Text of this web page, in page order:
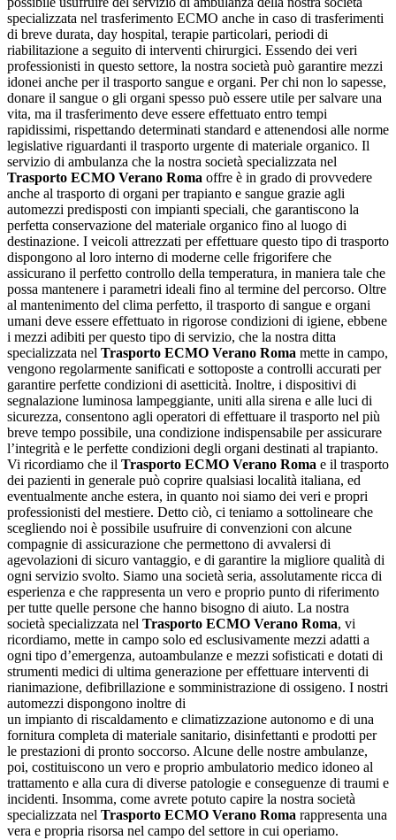
specializzata nel trasferimento ECMO anche in caso di trasferimenti
di breve durata, day hospital, terapie particolari, periodi di
riabilitazione a seguito di interventi chirurgici. Essendo dei veri
professionisti in questo settore, la nostra società può garantire mezzi
idonei anche per il trasporto sangue e organi. Per chi non lo sapesse,
donare il sangue o gli organi spesso può essere utile per salvare una
vita, ma il trasferimento deve essere effettuato entro tempi
rapidissimi, rispettando determinati standard e attenendosi alle norme
legislative riguardanti il trasporto urgente di materiale organico. Il
servizio di ambulanza che la nostra società specializzata nel
Trasporto ECMO Verano Roma offre è in grado di provvedere
anche al trasporto di organi per trapianto e sangue grazie agli
automezzi predisposti con impianti speciali, che garantiscono la
perfetta conservazione del materiale organico fino al luogo di
destinazione. I veicoli attrezzati per effettuare questo tipo di trasporto
dispongono al loro interno di moderne celle frigorifere che
assicurano il perfetto controllo della temperatura, in maniera tale che
possa mantenere i parametri ideali fino al termine del percorso. Oltre
al mantenimento del clima perfetto, il trasporto di sangue e organi
umani deve essere effettuato in rigorose condizioni di igiene, ebbene
i mezzi adibiti per questo tipo di servizio, che la nostra ditta
specializzata nel Trasporto ECMO Verano Roma mette in campo,
vengono regolarmente sanificati e sottoposte a controlli accurati per
garantire perfette condizioni di asetticità. Inoltre, i dispositivi di
segnalazione luminosa lampeggiante, uniti alla sirena e alle luci di
sicurezza, consentono agli operatori di effettuare il trasporto nel più
breve tempo possibile, una condizione indispensabile per assicurare
l’integrità e le perfette condizioni degli organi destinati al trapianto.
Vi ricordiamo che il Trasporto ECMO Verano Roma e il trasporto
dei pazienti in generale può coprire qualsiasi località italiana, ed
eventualmente anche estera, in quanto noi siamo dei veri e propri
professionisti del mestiere. Detto ciò, ci teniamo a sottolineare che
scegliendo noi è possibile usufruire di convenzioni con alcune
compagnie di assicurazione che permettono di avvalersi di
agevolazioni di sicuro vantaggio, e di garantire la migliore qualità di
ogni servizio svolto. Siamo una società seria, assolutamente ricca di
esperienza e che rappresenta un vero e proprio punto di riferimento
per tutte quelle persone che hanno bisogno di aiuto. La nostra
società specializzata nel Trasporto ECMO Verano Roma, vi
ricordiamo, mette in campo solo ed esclusivamente mezzi adatti a
ogni tipo d’emergenza, autoambulanze e mezzi sofisticati e dotati di
strumenti medici di ultima generazione per effettuare interventi di
rianimazione, defibrillazione e somministrazione di ossigeno. I nostri
automezzi dispongono inoltre di
un impianto di riscaldamento e climatizzazione autonomo e di una
fornitura completa di materiale sanitario, disinfettanti e prodotti per
le prestazioni di pronto soccorso. Alcune delle nostre ambulanze,
poi, costituiscono un vero e proprio ambulatorio medico idoneo al
trattamento e alla cura di diverse patologie e conseguenze di traumi e
incidenti. Insomma, come avrete potuto capire la nostra società
specializzata nel Trasporto ECMO Verano Roma rappresenta una
vera e propria risorsa nel campo del settore in cui operiamo.